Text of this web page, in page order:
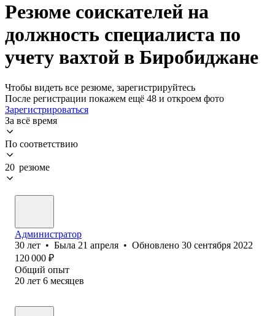
Резюме соискателей на
должность специалиста по
учету вахтой в Биробиджане
Чтобы видеть все резюме, зарегистрируйтесь
После регистрации покажем ещё 48 и откроем фото
Зарегистрироваться
За всё время
По соответствию
20 резюме
Администратор
30 лет • Была 21 апреля • Обновлено 30 сентября 2022
120 000 ₽
Общий опыт
20 лет 6 месяцев